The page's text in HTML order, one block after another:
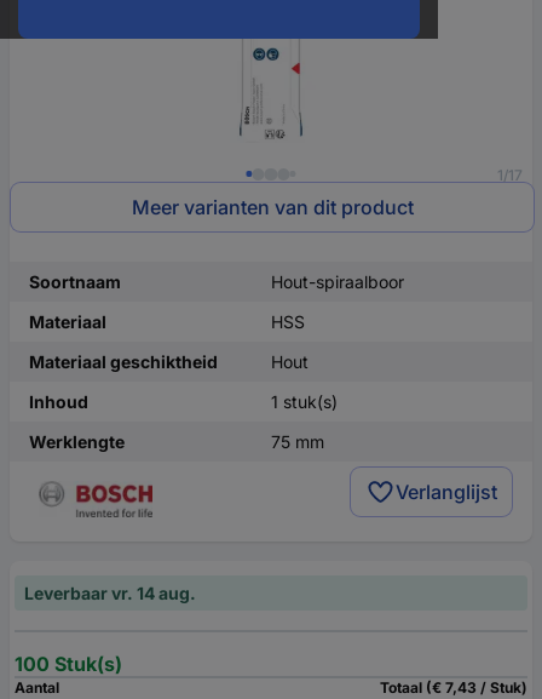
1/17
Meer varianten van dit product
Soortnaam
Hout-spiraalboor
Materiaal
HSS
Materiaal geschiktheid
Hout
Inhoud
1 stuk(s)
Werklengte
75 mm
Verlanglijst
Leverbaar vr. 14 aug.
100 Stuk(s)
Aantal
Totaal (€ 7,43 / Stuk)